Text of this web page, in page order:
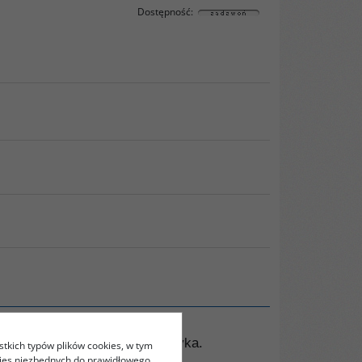
Dostępność:
ten kraj i globalna polityka.
typów plików cookies, w tym